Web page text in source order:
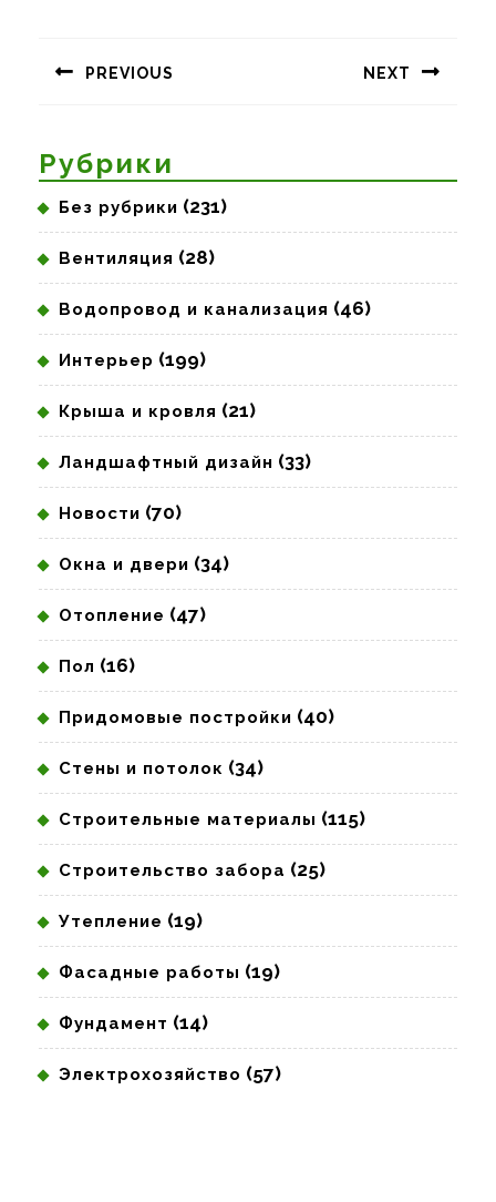
записям
PREVIOUS NEXT
Рубрики
Без рубрики (231)
Вентиляция (28)
Водопровод и канализация (46)
Интерьер (199)
Крыша и кровля (21)
Ландшафтный дизайн (33)
Новости (70)
Окна и двери (34)
Отопление (47)
Пол (16)
Придомовые постройки (40)
Стены и потолок (34)
Строительные материалы (115)
Строительство забора (25)
Утепление (19)
Фасадные работы (19)
Фундамент (14)
Электрохозяйство (57)